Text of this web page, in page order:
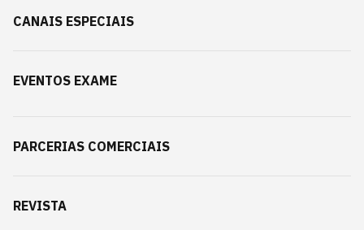
CANAIS ESPECIAIS
EVENTOS EXAME
PARCERIAS COMERCIAIS
REVISTA